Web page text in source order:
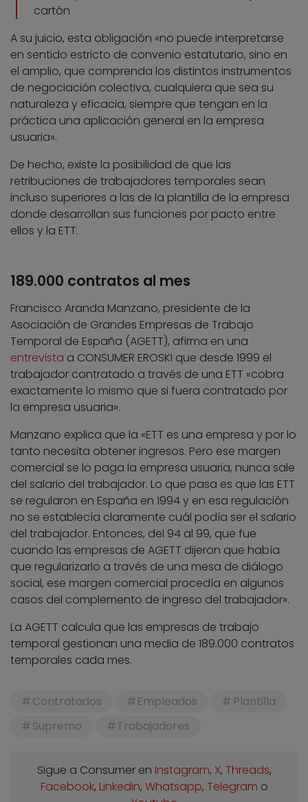
cartón
A su juicio, esta obligación «no puede interpretarse
en sentido estricto de convenio estatutario, sino en
el amplio, que comprenda los distintos instrumentos
de negociación colectiva, cualquiera que sea su
naturaleza y eficacia, siempre que tengan en la
práctica una aplicación general en la empresa
usuaria».
De hecho, existe la posibilidad de que las
retribuciones de trabajadores temporales sean
incluso superiores a las de la plantilla de la empresa
donde desarrollan sus funciones por pacto entre
ellos y la ETT.
189.000 contratos al mes
Francisco Aranda Manzano, presidente de la
Asociación de Grandes Empresas de Trabajo
Temporal de España (AGETT), afirma en una
entrevista a CONSUMER EROSKI que desde 1999 el
trabajador contratado a través de una ETT «cobra
exactamente lo mismo que si fuera contratado por
la empresa usuaria».
Manzano explica que la «ETT es una empresa y por lo
tanto necesita obtener ingresos. Pero ese margen
comercial se lo paga la empresa usuaria, nunca sale
del salario del trabajador. Lo que pasa es que las ETT
se regularon en España en 1994 y en esa regulación
no se establecía claramente cuál podía ser el salario
del trabajador. Entonces, del 94 al 99, que fue
cuando las empresas de AGETT dijeron que había
que regularizarlo a través de una mesa de diálogo
social, ese margen comercial procedía en algunos
casos del complemento de ingreso del trabajador».
La AGETT calcula que las empresas de trabajo
temporal gestionan una media de 189.000 contratos
temporales cada mes.
Contratados Empleados
Plantilla
Supremo
Trabajadores
Sigue a Consumer en Instagram, X, Threads,
Facebook, Linkedin, Whatsapp, Telegram o